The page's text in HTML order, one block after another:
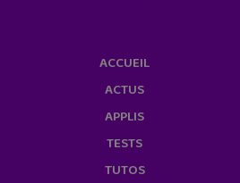
ACCUEIL
ACTUS
APPLIS
TESTS
TUTOS